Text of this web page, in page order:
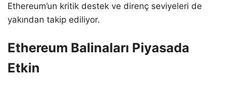
Ethereum’un kritik destek ve direnç seviyeleri de
yakından takip ediliyor.
Ethereum Balinaları Piyasada
Etkin